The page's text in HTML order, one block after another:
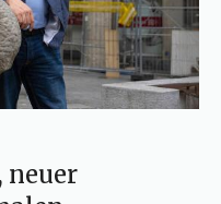
neuer